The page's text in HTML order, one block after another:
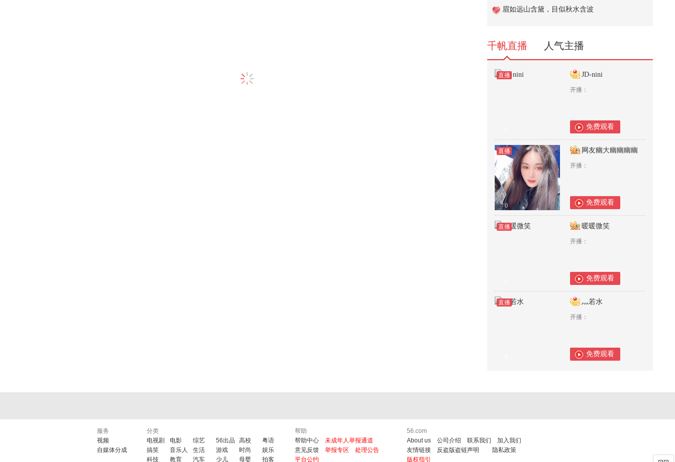
从极高海拔的忐忑到安全回家的笃
定，@climber 周松 通过极限会客...
眉如远山含黛，目似秋水含波
千帆直播 人气主播
直播 JD-nini
开播：
免费观看
直播
0
网友幽大幽幽幽幽
开播：
免费观看
直播 暖暖微笑
开播：
免费观看
直播 灬若水
开播：
免费观看
服务
视频
自媒体分成
分类
电视剧
电影 综艺 56出品 高校
粤语
搞笑
音乐人 生活 游戏 时尚
娱乐
科技
教育 汽车 少儿 母婴 拍客
帮助
帮助中心
未成年人举报通道
意见反馈
举报专区
处理公告
平台公约
56.com
About us
公司介绍 联系我们
加入我们
友情链接
反盗版盗链声明
隐私政策
版权指引